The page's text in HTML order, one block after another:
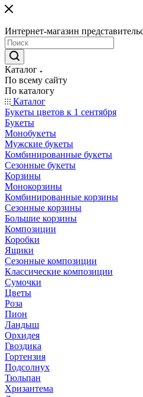
Интернет-магазин
Каталог
По всему сайту
По каталогу
Каталог
Букеты цветов к 1 сентября
Букеты
Монобукеты
Мужские букеты
Комбинированные букеты
Сезонные букеты
Корзины
Монокорзины
Комбинированные корзины
Сезонные корзины
Большие корзины
Композиции
Коробки
Ящики
Сезонные композиции
Классические композиции
Сумочки
Цветы
Роза
Пион
Ландыш
Орхидея
Гвоздика
Гортензия
Подсолнух
Тюльпан
Хризантема